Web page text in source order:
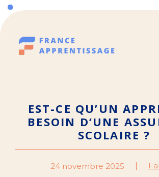
Aller
au
contenu
EST-CE QU’UN
BESOIN D’UNE
SCOLAIRE ?
24 novembre 2025